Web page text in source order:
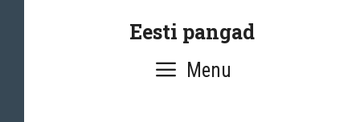
Eesti pangad
Menu